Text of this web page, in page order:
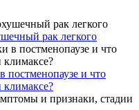
рак легкого
и что